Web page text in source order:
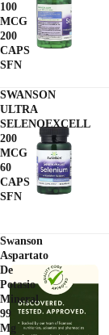
100
MCG
200
CAPS
SFN
SWANSON
ULTRA
SELENOEXCELL
200
MCG
60
CAPS
SFN
Swanson
Aspartato
De
Potasio
Mineral
99
Mg